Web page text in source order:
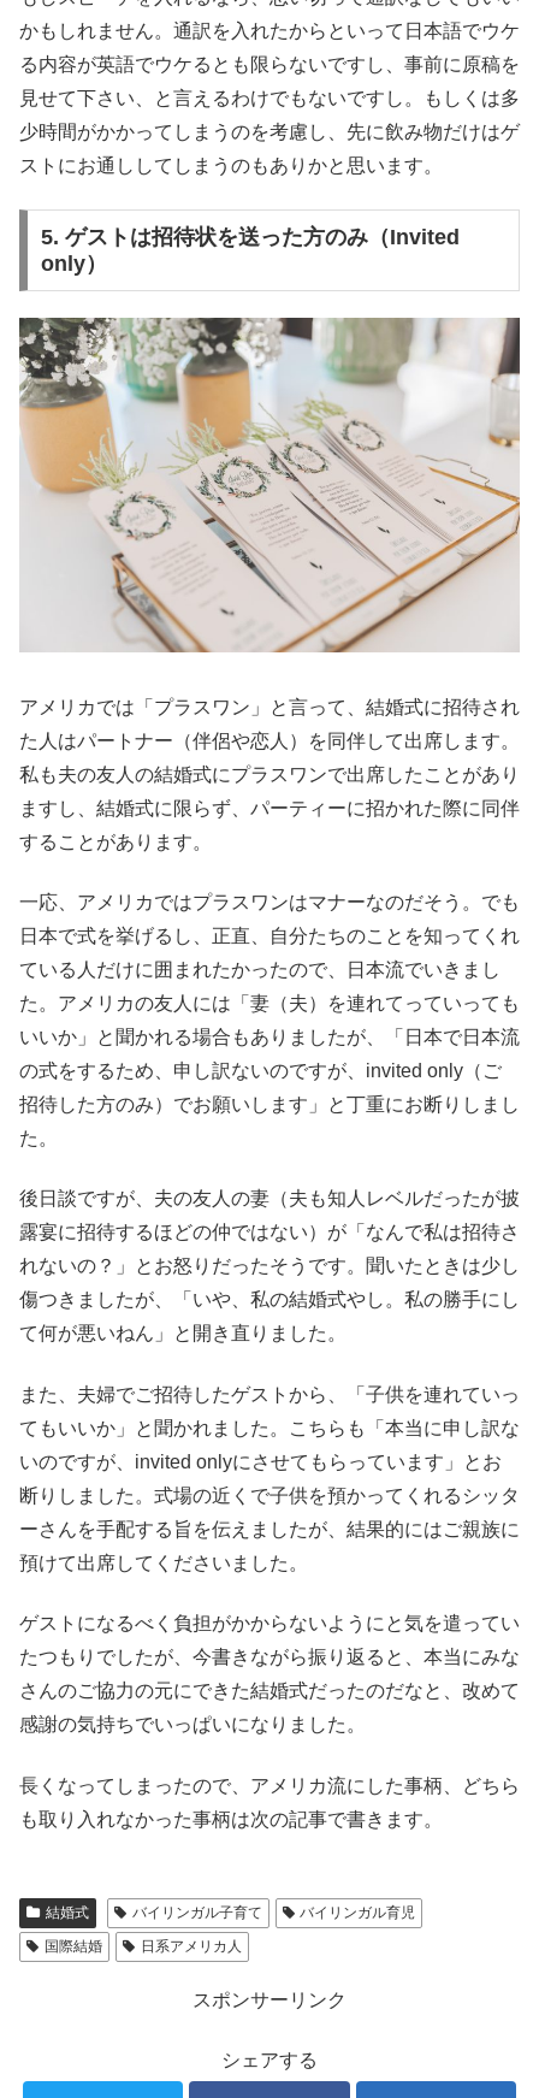
かもしれません。通訳を入れたからといって日本語でウケ
る内容が英語でウケるとも限らないですし、事前に原稿を
見せて下さい、と言えるわけでもないですし。もしくは多
少時間がかかってしまうのを考慮し、先に飲み物だけはゲ
ストにお通ししてしまうのもありかと思います。
5. ゲストは招待状を送った方のみ（Invited
only）
アメリカでは「プラスワン」と言って、結婚式に招待され
た人はパートナー（伴侶や恋人）を同伴して出席します。
私も夫の友人の結婚式にプラスワンで出席したことがあり
ますし、結婚式に限らず、パーティーに招かれた際に同伴
することがあります。
一応、アメリカではプラスワンはマナーなのだそう。でも
日本で式を挙げるし、正直、自分たちのことを知ってくれ
ている人だけに囲まれたかったので、日本流でいきまし
た。アメリカの友人には「妻（夫）を連れてっていっても
いいか」と聞かれる場合もありましたが、「日本で日本流
の式をするため、申し訳ないのですが、invited only（ご
招待した方のみ）でお願いします」と丁重にお断りしまし
た。
後日談ですが、夫の友人の妻（夫も知人レベルだったが披
露宴に招待するほどの仲ではない）が「なんで私は招待さ
れないの？」とお怒りだったそうです。聞いたときは少し
傷つきましたが、「いや、私の結婚式やし。私の勝手にし
て何が悪いねん」と開き直りました。
また、夫婦でご招待したゲストから、「子供を連れていっ
てもいいか」と聞かれました。こちらも「本当に申し訳な
いのですが、invited onlyにさせてもらっています」とお
断りしました。式場の近くで子供を預かってくれるシッタ
ーさんを手配する旨を伝えましたが、結果的にはご親族に
預けて出席してくださいました。
ゲストになるべく負担がかからないようにと気を遣ってい
たつもりでしたが、今書きながら振り返ると、本当にみな
さんのご協力の元にできた結婚式だったのだなと、改めて
感謝の気持ちでいっぱいになりました。
長くなってしまったので、アメリカ流にした事柄、どちら
も取り入れなかった事柄は次の記事で書きます。
結婚式 バイリンガル子育て
バイリンガル育児
国際結婚
日系アメリカ人
スポンサーリンク
シェアする